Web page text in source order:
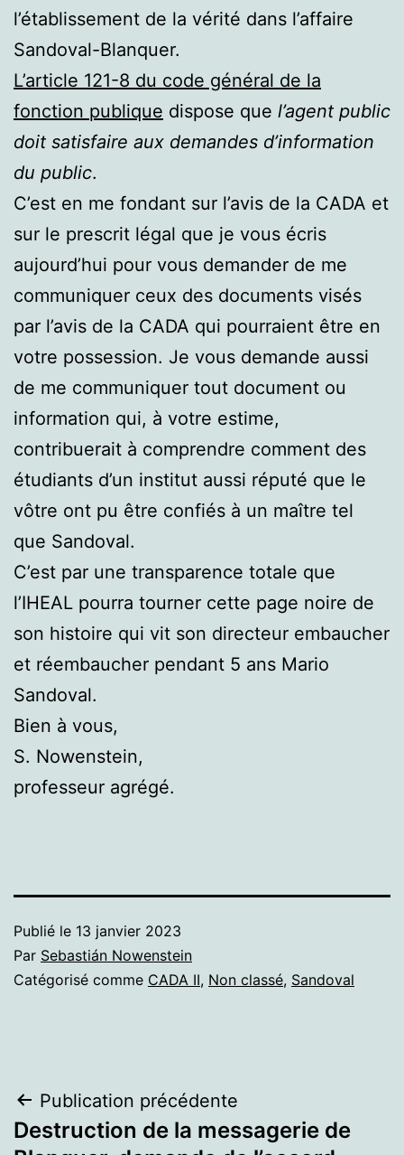
l’établissement de la vérité dans l’affaire
Sandoval-Blanquer.
L’article 121-8 du code général de la
fonction publique dispose que l’agent public
doit satisfaire aux demandes d’information
du public.
C’est en me fondant sur l’avis de la CADA et
sur le prescrit légal que je vous écris
aujourd’hui pour vous demander de me
communiquer ceux des documents visés
par l’avis de la CADA qui pourraient être en
votre possession. Je vous demande aussi
de me communiquer tout document ou
information qui, à votre estime,
contribuerait à comprendre comment des
étudiants d’un institut aussi réputé que le
vôtre ont pu être confiés à un maître tel
que Sandoval.
C’est par une transparence totale que
l’IHEAL pourra tourner cette page noire de
son histoire qui vit son directeur embaucher
et réembaucher pendant 5 ans Mario
Sandoval.
Bien à vous,
S. Nowenstein,
professeur agrégé.
Publié le 13 janvier 2023
Par Sebastián Nowenstein
Catégorisé comme CADA II, Non classé, Sandoval
Navigation
de
Publication précédente
Destruction de la messagerie de